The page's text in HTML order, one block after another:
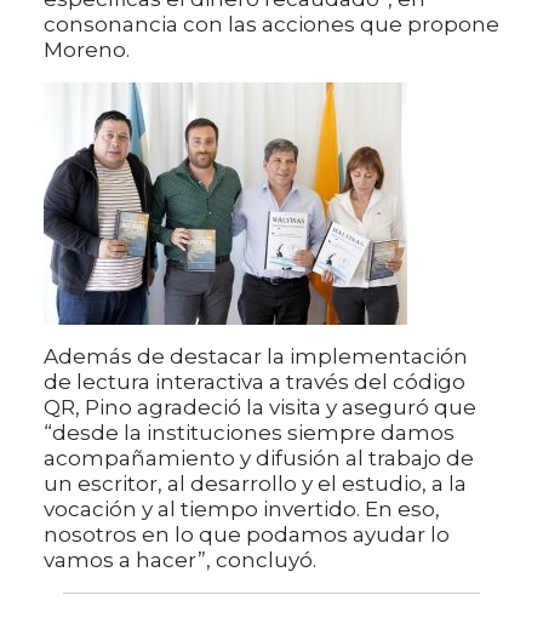
consonancia con las acciones que propone
Moreno.
Además de destacar la implementación
de lectura interactiva a través del código
QR, Pino agradeció la visita y aseguró que
“desde la instituciones siempre damos
acompañamiento y difusión al trabajo de
un escritor, al desarrollo y el estudio, a la
vocación y al tiempo invertido. En eso,
nosotros en lo que podamos ayudar lo
vamos a hacer”, concluyó.